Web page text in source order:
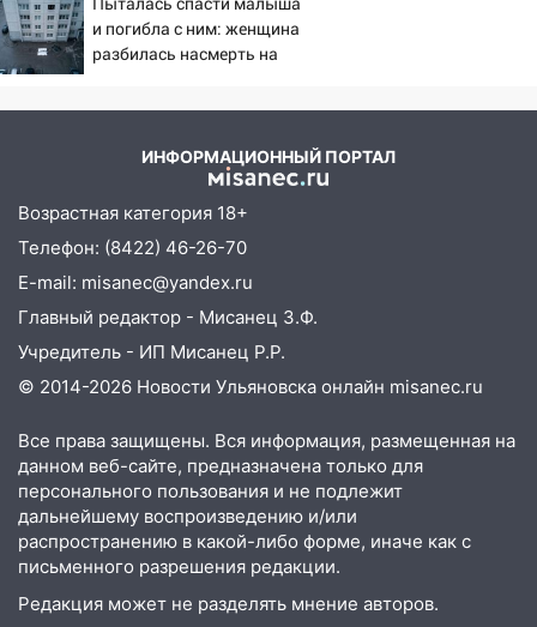
«птах Мадьяра»
и погибла с ним: женщина
разбилась насмерть на
ИНФОРМАЦИОННЫЙ ПОРТАЛ
Возрастная категория 18+
Телефон: (8422) 46-26-70
E-mail: misanec@yandex.ru
Главный редактор - Мисанец З.Ф.
Учредитель - ИП Мисанец Р.Р.
© 2014-2026 Новости Ульяновска онлайн misanec.ru
Все права защищены. Вся информация, размещенная на
данном веб-сайте, предназначена только для
персонального пользования и не подлежит
дальнейшему воспроизведению и/или
распространению в какой-либо форме, иначе как с
письменного разрешения редакции.
Редакция может не разделять мнение авторов.